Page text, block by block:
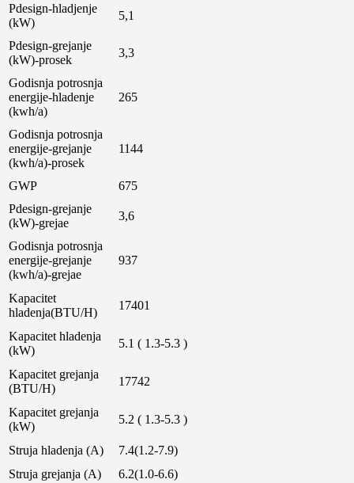
Pdesign-hladjenje
(kW)
5,1
Pdesign-grejanje
(kW)-prosek
3,3
Godisnja potrosnja
energije-hladenje
(kwh/a)
265
Godisnja potrosnja
energije-grejanje
(kwh/a)-prosek
1144
GWP
675
Pdesign-grejanje
(kW)-grejae
3,6
Godisnja potrosnja
energije-grejanje
(kwh/a)-grejae
937
Kapacitet
hladenja(BTU/H)
17401
Kapacitet hladenja
(kW)
5.1 ( 1.3-5.3 )
Kapacitet grejanja
(BTU/H)
17742
Kapacitet grejanja
(kW)
5.2 ( 1.3-5.3 )
Struja hladenja (A)
7.4(1.2-7.9)
Struja grejanja (A)
6.2(1.0-6.6)